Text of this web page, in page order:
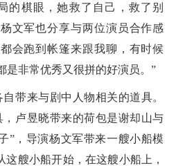
的棋眼，她救了自己，救了别
文军也分享与两位演员合作感
会跑到帐篷来跟我聊，有时候
是非常优秀又很拼的好演员。”
来与剧中人物相关的道具。
卢昱晓带来的荷包是谢却山与
”，导演杨文军带来一艘小船模
这艘小船开始，在这艘小船上，